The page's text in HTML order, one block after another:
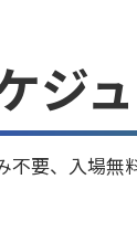
ジ
不要、入場無